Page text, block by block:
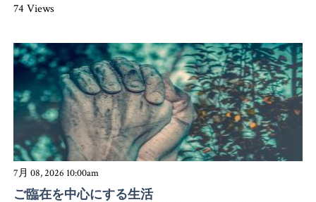
74 Views
7月 08, 2026 10:00am
ご臨在を中心にする生活